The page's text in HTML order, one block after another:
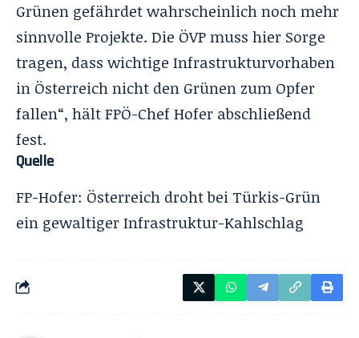
Grünen gefährdet wahrscheinlich noch mehr
sinnvolle Projekte. Die ÖVP muss hier Sorge
tragen, dass wichtige Infrastrukturvorhaben
in Österreich nicht den Grünen zum Opfer
fallen“, hält FPÖ-Chef Hofer abschließend
fest.
Quelle
FP-Hofer: Österreich droht bei Türkis-Grün
ein gewaltiger Infrastruktur-Kahlschlag